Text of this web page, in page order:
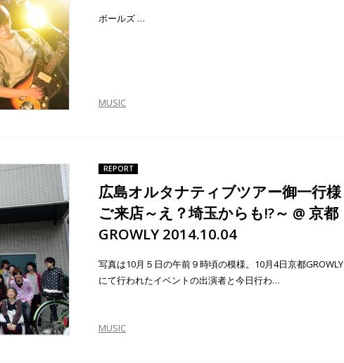
ボールズ …
MUSIC
REPORT
広島オルタナティブツアー御一行様
ご来店～え？埼玉からも!?～ @ 京都
GROWLY 2014.10.04
写真は10月５日の午前９時頃の模様。10月4日京都GROWLY
にて行われたイベントの出演者と今日行わ…
MUSIC